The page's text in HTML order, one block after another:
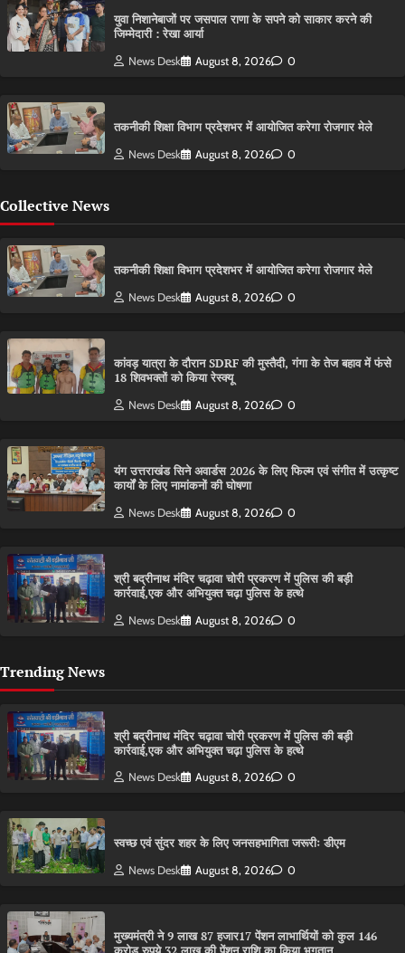
युवा निशानेबाजों पर जसपाल राणा के सपने को साकार करने की
जिम्मेदारी : रेखा आर्या
News Desk August 8, 2026 0
तकनीकी शिक्षा विभाग प्रदेशभर में आयोजित करेगा रोजगार मेले
News Desk August 8, 2026 0
Collective News
तकनीकी शिक्षा विभाग प्रदेशभर में आयोजित करेगा रोजगार मेले
News Desk August 8, 2026 0
कांवड़ यात्रा के दौरान SDRF की मुस्तैदी, गंगा के तेज बहाव में फंसे
18 शिवभक्तों को किया रेस्क्यू
News Desk August 8, 2026 0
यंग उत्तराखंड सिने अवार्डस 2026 के लिए फिल्म एवं संगीत में उत्कृष्ट
कार्यों के लिए नामांकनों की घोषणा
News Desk August 8, 2026 0
श्री बद्रीनाथ मंदिर चढ़ावा चोरी प्रकरण में पुलिस की बड़ी
कार्रवाई,एक और अभियुक्त चढ़ा पुलिस के हत्थे
News Desk August 8, 2026 0
Trending News
श्री बद्रीनाथ मंदिर चढ़ावा चोरी प्रकरण में पुलिस की बड़ी
कार्रवाई,एक और अभियुक्त चढ़ा पुलिस के हत्थे
News Desk August 8, 2026 0
स्वच्छ एवं सुंदर शहर के लिए जनसहभागिता जरूरीः डीएम
News Desk August 8, 2026 0
मुख्यमंत्री ने 9 लाख 87 हजार17 पेंशन लाभार्थियों को कुल 146